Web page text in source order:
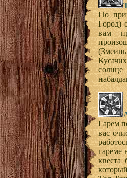
По
Город)
вам
Гарем
вас
гареме
квеста